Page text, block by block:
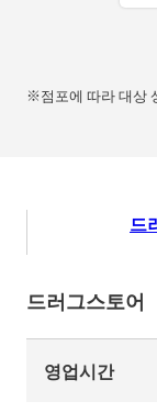
※점포에 따라 대상
드
드러그스토어
영업시간